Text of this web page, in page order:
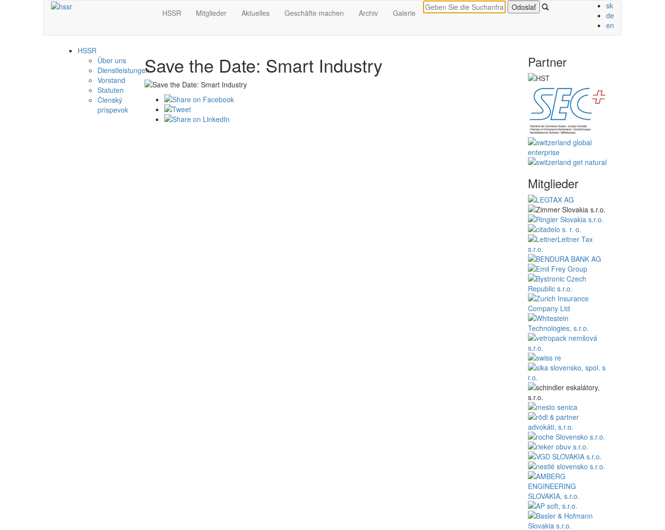
HSSR Mitglieder Aktuelles Geschäfte machen Archiv Galerie
sk
de
en
HSSR
Über uns
Dienstleistungen
Vorstand
Statuten
Členský
príspevok
Save the Date: Smart Industry Partner
Mitglieder